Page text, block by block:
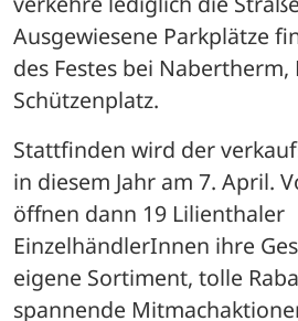
Ausgewiesene Parkplätze
des Festes bei Nabertherm,
Schützenplatz.
Stattfinden wird der
in diesem Jahr am 7. April.
öffnen dann 19 Lilienthaler
EinzelhändlerInnen ihre
eigene Sortiment, tolle
spannende